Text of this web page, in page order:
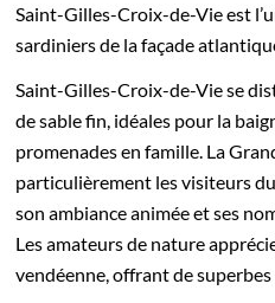
Saint-Gilles-Croix-de-Vie est
sardiniers de la façade
Saint-Gilles-Croix-de-Vie se
de sable fin, idéales pour la
promenades en famille. La
particulièrement les visiteurs
son ambiance animée et ses
Les amateurs de nature
vendéenne, offrant de superbes